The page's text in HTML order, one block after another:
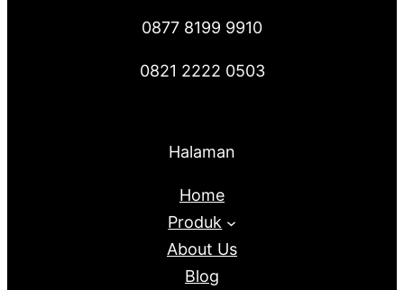
0877 8199 9910
0821 2222 0503
Halaman
Home
Produk
About Us
Blog